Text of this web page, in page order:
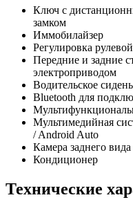
Ключ с
замком
Иммобилайзер
Регулировка
Передние и задние
электроприводом
Водительское
Bluetooth для
Мультимедийная
/ Android Auto
Камера заднего вида
Кондиционер
Технические